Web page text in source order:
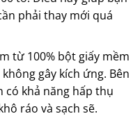
phải thay mới quá
từ 100% bột giấy mềm
gây kích ứng. Bên
có khả năng hấp thụ
ráo và sạch sẽ.